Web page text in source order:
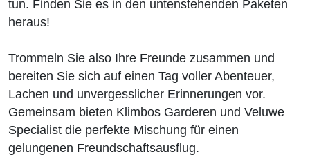
tun. Finden Sie es in den untenstehenden Paketen
heraus!
Trommeln Sie also Ihre Freunde zusammen und
bereiten Sie sich auf einen Tag voller Abenteuer,
Lachen und unvergesslicher Erinnerungen vor.
Gemeinsam bieten Klimbos Garderen und Veluwe
Specialist die perfekte Mischung für einen
gelungenen Freundschaftsausflug.